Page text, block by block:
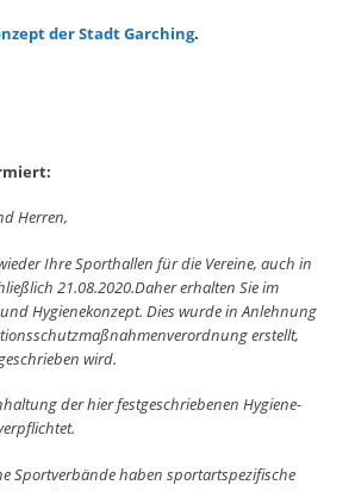
der Stadt Garching.
Herren,
Ihre Sporthallen für die Vereine, auch in
21.08.2020.Daher erhalten Sie im
Hygienekonzept. Dies wurde in Anlehnung
erstellt,
wird.
der hier festgeschriebenen Hygiene-
Sportverbände haben sportartspezifische